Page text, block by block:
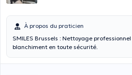
À propos du praticien
SMILES Brussels : Nettoyage
blanchiment en toute sécurité.